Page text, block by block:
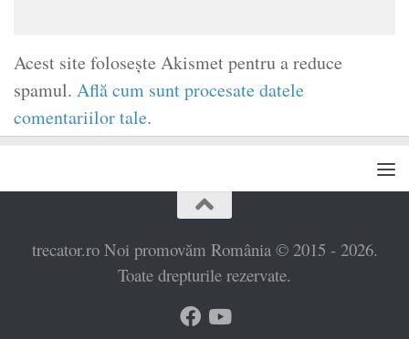
Acest site folosește Akismet pentru a reduce
spamul. Află cum sunt procesate datele
comentariilor tale.
trecator.ro Noi promovăm România © 2015 - 2026.
Toate drepturile rezervate.